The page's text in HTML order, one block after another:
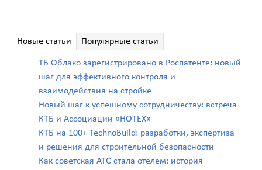
Новые статьи Популярные статьи
ТБ Облако зарегистрировано в Роспатенте: новый
шаг для эффективного контроля и
взаимодействия на стройке
Новый шаг к успешному сотрудничеству: встреча
КТБ и Ассоциации «НОТЕХ»
КТБ на 100+ TechnoBuild: разработки, экспертиза
и решения для строительной безопасности
Как советская АТС стала отелем: история